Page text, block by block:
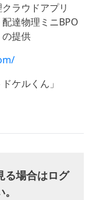
ラウドアプリ
達物理ミニBPO
提供
ケルくん」
る場合はログ